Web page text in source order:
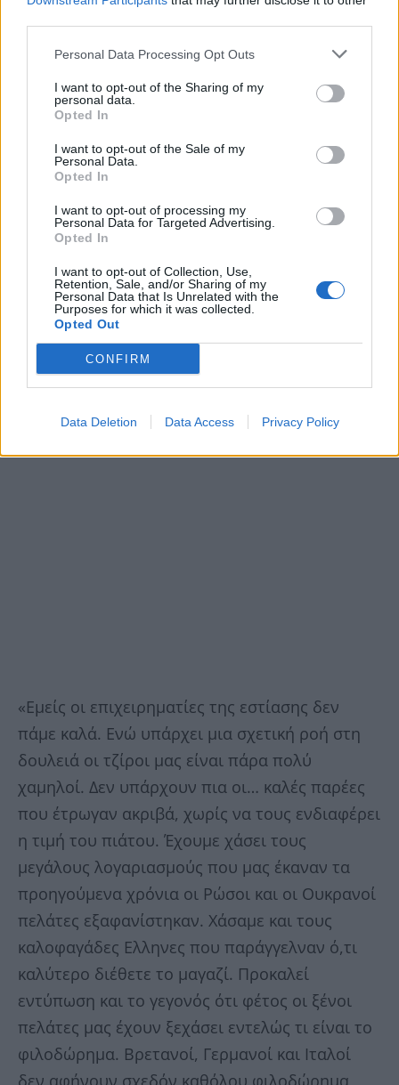
Personal Data Processing Opt Outs
I want to opt-out of the Sharing of my
personal data.
Opted In
I want to opt-out of the Sale of my
Personal Data.
Opted In
I want to opt-out of processing my
Personal Data for Targeted Advertising.
Opted In
I want to opt-out of Collection, Use,
Retention, Sale, and/or Sharing of my
Personal Data that Is Unrelated with the
Purposes for which it was collected.
Opted Out
CONFIRM
Data Deletion Data Access Privacy Policy
επιχείρησης, που δεν έχει υπαλλήλους, όταν οι
κυρίως, μια σαλάτα και μια τζατζίκι. Η εστίαση
αργοπεθαίνει και χρειάζεται την οικονομική
στήριξη της πολιτείας, όπως έχει στηρίξει και
τόσους άλλους κλάδους» αναφέρει
χαρακτηριστικά ο καταστηματάρχης κεντρικού
εστιατορίου.
Φιλοδώρημα ούτε για δείγμα
«Εμείς οι επιχειρηματίες της εστίασης δεν
πάμε καλά. Ενώ υπάρχει μια σχετική ροή στη
δουλειά οι τζίροι μας είναι πάρα πολύ
χαμηλοί. Δεν υπάρχουν πια οι… καλές παρέες
που έτρωγαν ακριβά, χωρίς να τους ενδιαφέρει
η τιμή του πιάτου. Έχουμε χάσει τους
μεγάλους λογαριασμούς που μας έκαναν τα
προηγούμενα χρόνια οι Ρώσοι και οι Ουκρανοί
πελάτες εξαφανίστηκαν. Χάσαμε και τους
καλοφαγάδες Ελληνες που παράγγελναν ό,τι
καλύτερο διέθετε το μαγαζί. Προκαλεί
εντύπωση και το γεγονός ότι φέτος οι ξένοι
πελάτες μας έχουν ξεχάσει εντελώς τι είναι το
φιλοδώρημα. Βρετανοί, Γερμανοί και Ιταλοί